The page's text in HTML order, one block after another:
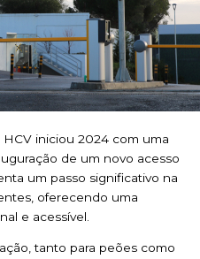
iniciou 2024 com uma
de um novo acesso
um passo significativo na
oferecendo uma
e acessível.
tanto para peões como